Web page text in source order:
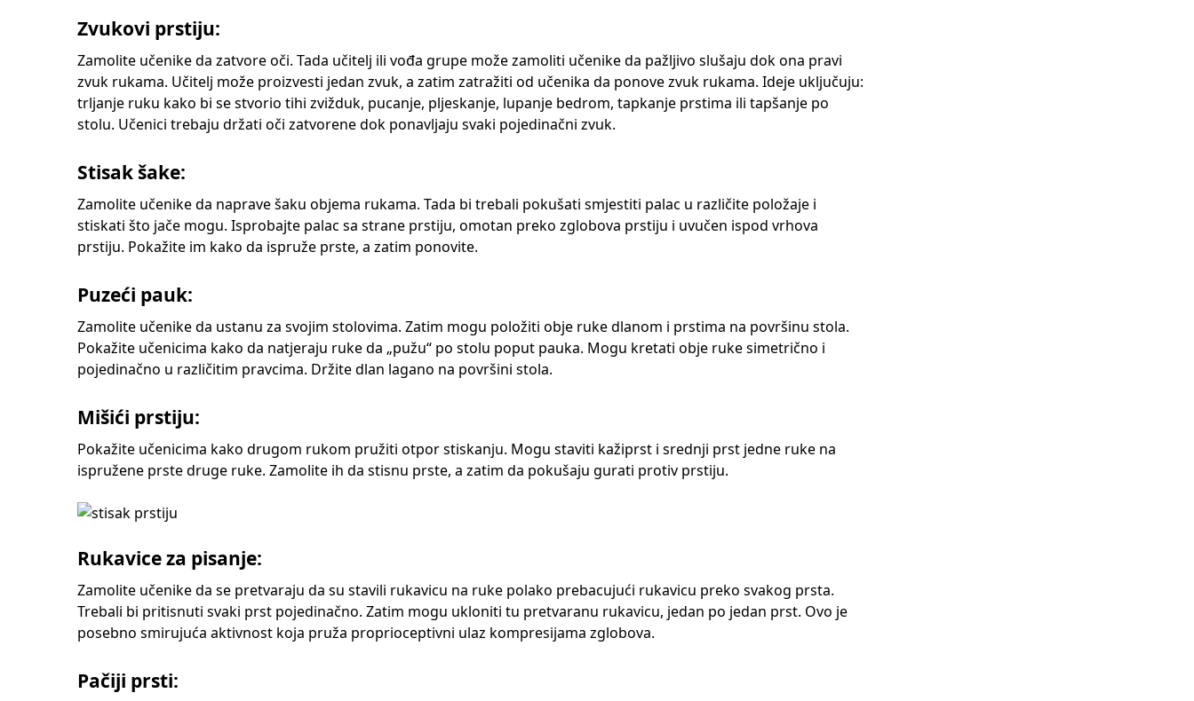
Zvukovi prstiju:
Zamolite učenike da zatvore oči. Tada učitelj ili vođa grupe može zamoliti učenike da pažljivo slušaju dok ona pravi
zvuk rukama. Učitelj može proizvesti jedan zvuk, a zatim zatražiti od učenika da ponove zvuk rukama. Ideje uključuju:
trljanje ruku kako bi se stvorio tihi zvižduk, pucanje, pljeskanje, lupanje bedrom, tapkanje prstima ili tapšanje po
stolu. Učenici trebaju držati oči zatvorene dok ponavljaju svaki pojedinačni zvuk.
Stisak šake:
Zamolite učenike da naprave šaku objema rukama. Tada bi trebali pokušati smjestiti palac u različite položaje i
stiskati što jače mogu. Isprobajte palac sa strane prstiju, omotan preko zglobova prstiju i uvučen ispod vrhova
prstiju. Pokažite im kako da ispruže prste, a zatim ponovite.
Puzeći pauk:
Zamolite učenike da ustanu za svojim stolovima. Zatim mogu položiti obje ruke dlanom i prstima na površinu stola.
Pokažite učenicima kako da natjeraju ruke da „pužu“ po stolu poput pauka. Mogu kretati obje ruke simetrično i
pojedinačno u različitim pravcima. Držite dlan lagano na površini stola.
Mišići prstiju:
Pokažite učenicima kako drugom rukom pružiti otpor stiskanju. Mogu staviti kažiprst i srednji prst jedne ruke na
ispružene prste druge ruke. Zamolite ih da stisnu prste, a zatim da pokušaju gurati protiv prstiju.
Rukavice za pisanje:
Zamolite učenike da se pretvaraju da su stavili rukavicu na ruke polako prebacujući rukavicu preko svakog prsta.
Trebali bi pritisnuti svaki prst pojedinačno. Zatim mogu ukloniti tu pretvaranu rukavicu, jedan po jedan prst. Ovo je
posebno smirujuća aktivnost koja pruža proprioceptivni ulaz kompresijama zglobova.
Pačiji prsti: